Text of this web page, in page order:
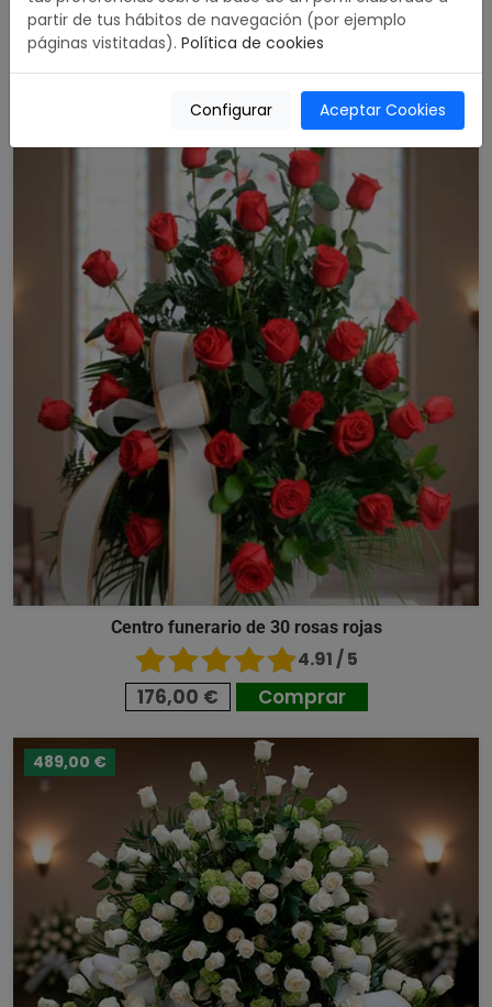
489,00 € Comprar
Centro funerario de 30 rosas rojas
4.91 / 5
176,00 € Comprar
489,00 €
partir de tus hábitos de navegación (por ejemplo
páginas vistitadas). Política de cookies
Configurar Aceptar Cookies